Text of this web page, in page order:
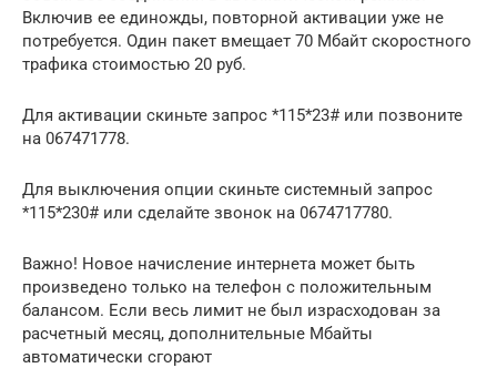
Включив ее единожды, повторной активации уже не
потребуется. Один пакет вмещает 70 Мбайт скоростного
трафика стоимостью 20 руб.
Для активации скиньте запрос *115*23# или позвоните
на 067471778.
Для выключения опции скиньте системный запрос
*115*230# или сделайте звонок на 0674717780.
Важно! Новое начисление интернета может быть
произведено только на телефон с положительным
балансом. Если весь лимит не был израсходован за
расчетный месяц, дополнительные Мбайты
автоматически сгорают